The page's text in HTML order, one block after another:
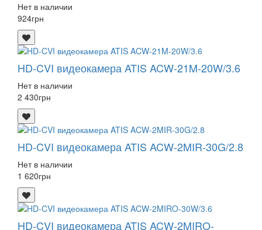
Нет в наличии
924грн
HD-CVI видеокамера ATIS ACW-21M-20W/3.6
Нет в наличии
2 430грн
HD-CVI видеокамера ATIS ACW-2MIR-30G/2.8
Нет в наличии
1 620грн
HD-CVI видеокамера ATIS ACW-2MIRO-